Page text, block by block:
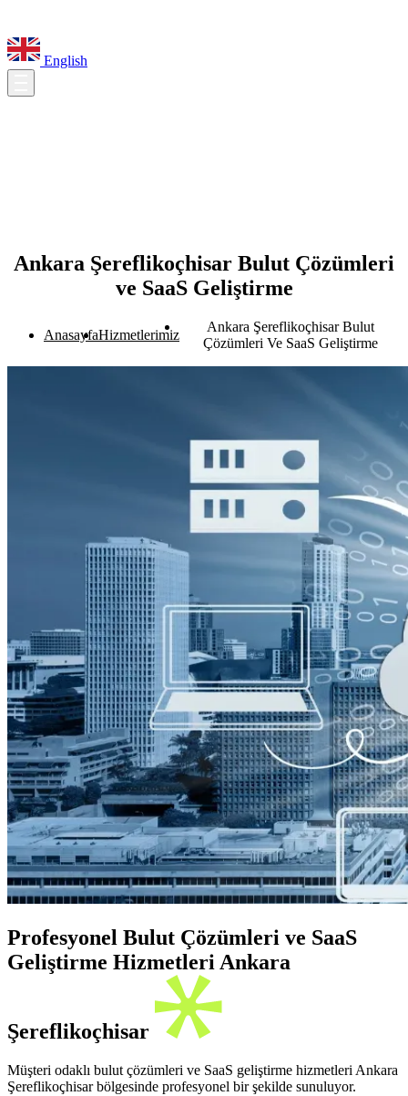
English
Ankara Şereflikoçhisar Bulut Çözümleri
ve SaaS Geliştirme
AnasayfaHizmetlerimiz
Ankara Şereflikoçhisar Bulut
Çözümleri Ve SaaS Geliştirme
Profesyonel Bulut Çözümleri ve SaaS
Geliştirme Hizmetleri Ankara
Şereflikoçhisar
Müşteri odaklı bulut çözümleri ve SaaS geliştirme hizmetleri Ankara
Şereflikoçhisar bölgesinde profesyonel bir şekilde sunuluyor.